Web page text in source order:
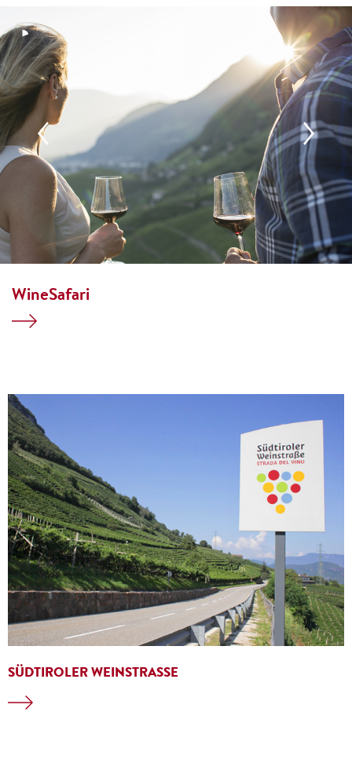
WineSafari
SÜDTIROLER WEINSTRASSE